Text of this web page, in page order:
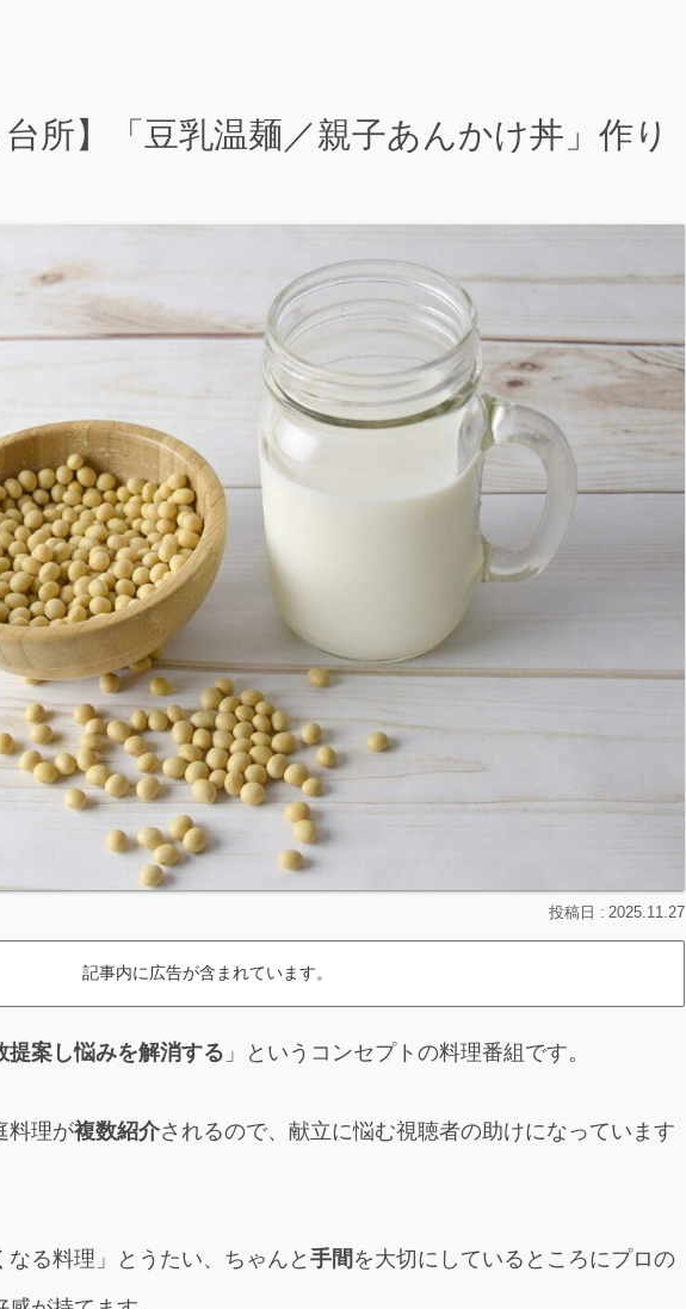
所】「豆乳温麺／親子あんかけ丼」作り
2025.11.27
記事内に広告が含まれています。
提案し悩みを解消する 」というコンセプトの料理番組です。
料理が複数紹介されるので、献立に悩む視聴者の助けになっています
なる料理」とうたい、ちゃんと 手間 を大切にしているところにプロの